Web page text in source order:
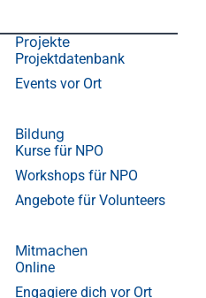
Projekte
Projektdatenbank
Events vor Ort
Bildung
Kurse für NPO
Workshops für NPO
Angebote für Volunteers
Mitmachen
Online
Engagiere dich vor Ort